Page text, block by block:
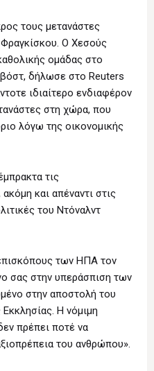
τους μετανάστες
Φραγκίσκου. Ο Χεσούς
ομάδας στο
δήλωσε στο Reuters
ιδιαίτερο ενδιαφέρον
στη χώρα, που
λόγω της οικονομικής
τις
και απέναντι στις
του Ντόναλντ
των ΗΠΑ τον
σας στην υπεράσπιση των
στην αποστολή του
Εκκλησίας. Η νόμιμη
πρέπει ποτέ να
του ανθρώπου».